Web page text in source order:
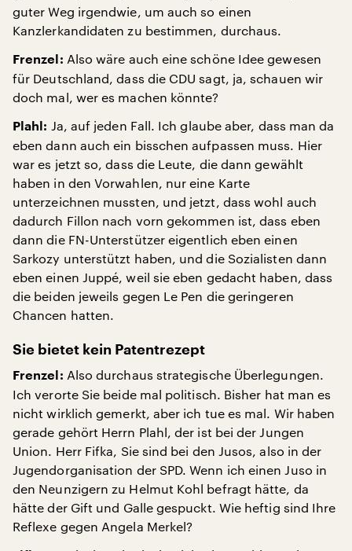
guter Weg irgendwie, um auch so einen
Kanzlerkandidaten zu bestimmen, durchaus.
Frenzel: Also wäre auch eine schöne Idee gewesen
für Deutschland, dass die CDU sagt, ja, schauen wir
doch mal, wer es machen könnte?
Plahl: Ja, auf jeden Fall. Ich glaube aber, dass man da
eben dann auch ein bisschen aufpassen muss. Hier
war es jetzt so, dass die Leute, die dann gewählt
haben in den Vorwahlen, nur eine Karte
unterzeichnen mussten, und jetzt, dass wohl auch
dadurch Fillon nach vorn gekommen ist, dass eben
dann die FN-Unterstützer eigentlich eben einen
Sarkozy unterstützt haben, und die Sozialisten dann
eben einen Juppé, weil sie eben gedacht haben, dass
die beiden jeweils gegen Le Pen die geringeren
Chancen hatten.
Sie bietet kein Patentrezept
Frenzel: Also durchaus strategische Überlegungen.
Ich verorte Sie beide mal politisch. Bisher hat man es
nicht wirklich gemerkt, aber ich tue es mal. Wir haben
gerade gehört Herrn Plahl, der ist bei der Jungen
Union. Herr Fifka, Sie sind bei den Jusos, also in der
Jugendorganisation der SPD. Wenn ich einen Juso in
den Neunzigern zu Helmut Kohl befragt hätte, da
hätte der Gift und Galle gespuckt. Wie heftig sind Ihre
Reflexe gegen Angela Merkel?